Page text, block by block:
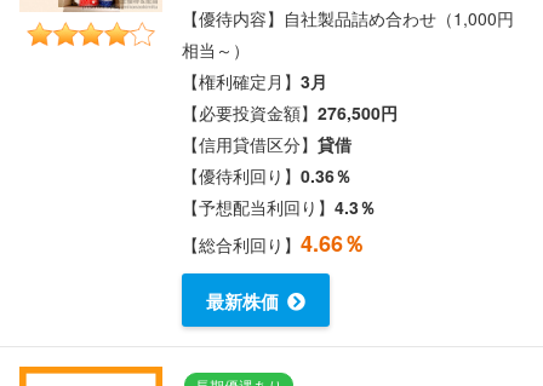
【優待内容】自社製品詰め合わせ（1,000円
相当～）
【権利確定月】3月
【必要投資金額】276,500円
【信用貸借区分】貸借
【優待利回り】0.36％
【予想配当利回り】4.3％
【総合利回り】4.66％
最新株価